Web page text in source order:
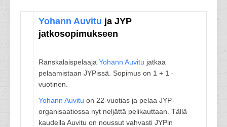
Yohann Auvitu ja JYP
jatkosopimukseen
Ranskalaispelaaja Yohann Auvitu jatkaa
pelaamistaan JYPissä. Sopimus on 1 + 1 -
vuotinen.
Yohann Auvitu on 22-vuotias ja pelaa JYP-
organisaatiossa nyt neljättä pelikauttaan. Tällä
kaudella Auvitu on noussut vahvasti JYPin